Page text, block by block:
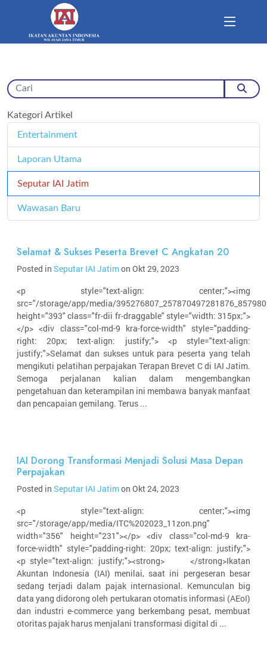
Kategori Artikel
Entertainment
Laporan Utama
Seputar IAI Jatim
Wawasan Baru
Selamat & Sukses Peserta Brevet C Angkatan 20
Posted in Seputar IAI Jatimon Okt 29, 2023
<p style="text-align: center;"><img
src="/storage/app/media/
height="393" class="fr-dii fr-draggable" style="width: 315px;">
</p> <div class="col-md-9 kra-force-width" style="padding-
right: 20px; text-align: justify;"> <p style="text-align:
justify;">Selamat dan sukses untuk para peserta yang telah
mengikuti pelatihan perpajakan Terapan Brevet C di IAI Jatim.
Semoga perjalanan kalian dalam mengembangkan
pengetahuan dan keterampilan ini membawa banyak manfaat
dan pencapaian gemilang. Terus ...
IAI Dorong Transformasi Menjadi Solusi Masa Depan
Perpajakan
Posted in Seputar IAI Jatimon Okt 24, 2023
<p style="text-align: center;"><img
src="/storage/app/media/ITC%202023_11zon.png"
width="356" height="231"></p> <div class="col-md-9 kra-
force-width" style="padding-right: 20px; text-align: justify;">
<p style="text-align: justify;"><strong> </strong>Ikatan
Akuntan Indonesia (IAI) menilai, saat ini pergeseran besar
sedang terjadi dalam pajak internasional. Kemunculan big
data yang didorong oleh pertukaran otomatis informasi (AEoI)
dan industri e-commerce yang berkembang pesat, membuat
otoritas pajak harus menjalani transformasi digital di ...